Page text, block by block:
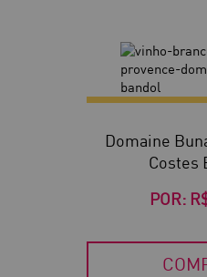
Domaine
Costes
POR: